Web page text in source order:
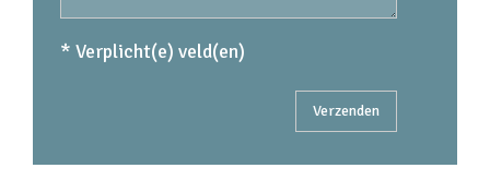
* Verplicht(e) veld(en)